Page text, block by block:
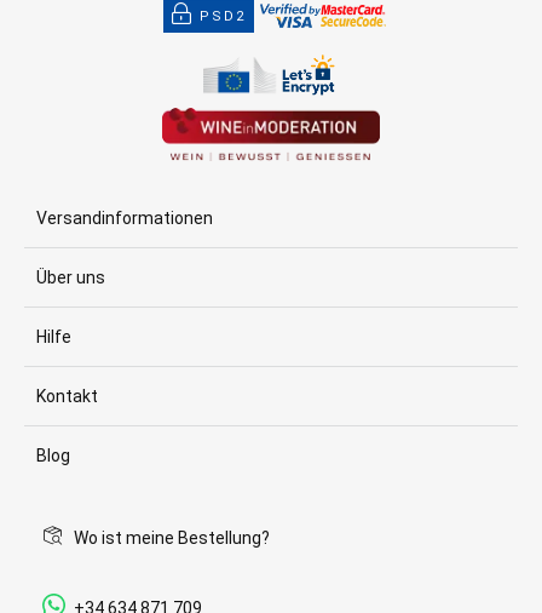
PSD2
Versandinformationen
Über uns
Hilfe
Kontakt
Blog
Wo ist meine Bestellung?
+34 634 871 709